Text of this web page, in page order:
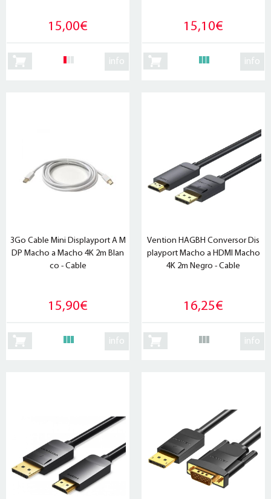
15,00€
info
15,10€
info
3Go Cable Mini Displayport A M
DP Macho a Macho 4K 2m Blan
co - Cable
15,90€
info
Vention HAGBH Conversor Dis
playport Macho a HDMI Macho
4K 2m Negro - Cable
16,25€
info